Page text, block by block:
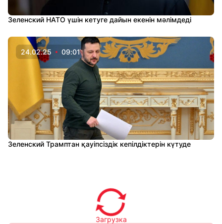
Зеленский НАТО үшін кетуге дайын екенін мәлімдеді
24.02.25 09:01
Зеленский Трамптан қауіпсіздік кепілдіктерін күтуде
Загрузка